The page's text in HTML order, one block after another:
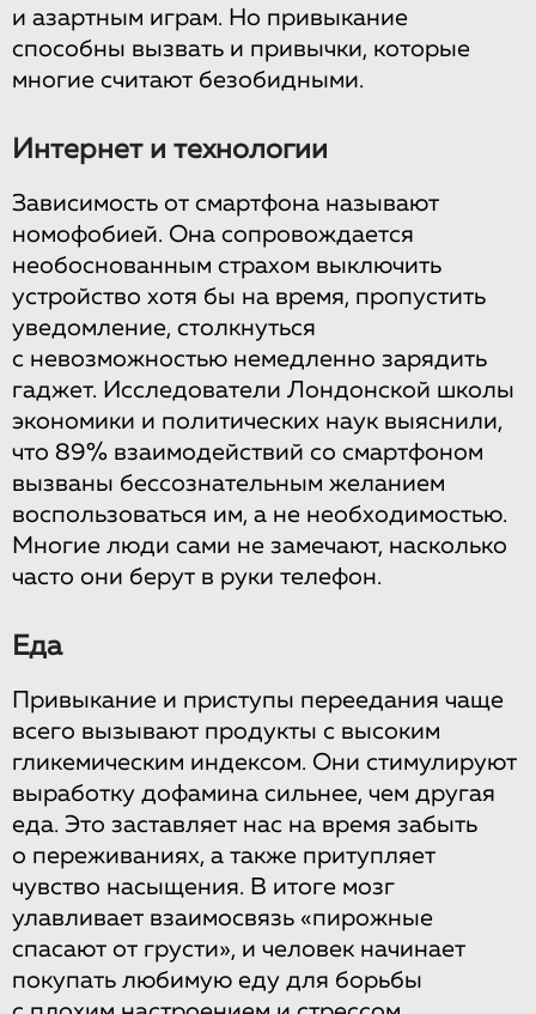
и азартным играм. Но привыкание
способны вызвать и привычки, которые
многие считают безобидными.
Интернет и технологии
Зависимость от смартфона называют
номофобией. Она сопровождается
необоснованным страхом выключить
устройство хотя бы на время, пропустить
уведомление, столкнуться
с невозможностью немедленно зарядить
гаджет. Исследователи Лондонской школы
экономики и политических наук выяснили,
что 89% взаимодействий со смартфоном
вызваны бессознательным желанием
воспользоваться им, а не необходимостью.
Многие люди сами не замечают, насколько
часто они берут в руки телефон.
Еда
Привыкание и приступы переедания чаще
всего вызывают продукты с высоким
гликемическим индексом. Они стимулируют
выработку дофамина сильнее, чем другая
еда. Это заставляет нас на время забыть
о переживаниях, а также притупляет
чувство насыщения. В итоге мозг
улавливает взаимосвязь «пирожные
спасают от грусти», и человек начинает
покупать любимую еду для борьбы